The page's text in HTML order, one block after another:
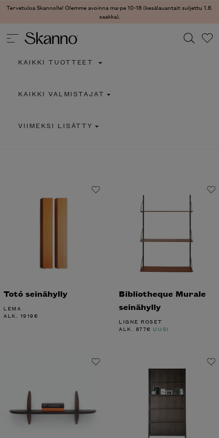
Tervetuloa Skannolle! Olemme avoinna ma-pe 10-18 (kesälauantait suljettu 1.8.
saakka).
Type 2 or more characters for results.
KAIKKI TUOTTEET
KAIKKI VALMISTAJAT
VIIMEKSI LISÄTTY
Totó seinähylly
LEMA
ALK. 1919€
Bibliotheque Murale
seinähylly
LIGNE ROSET
ALK. 877€ UUSI